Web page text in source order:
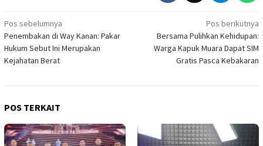
Navigasi
pos
Pos sebelumnya
Penembakan di Way Kanan: Pakar
Hukum Sebut Ini Merupakan
Kejahatan Berat
Pos berikutnya
Bersama Pulihkan Kehidupan:
Warga Kapuk Muara Dapat SIM
Gratis Pasca Kebakaran
POS TERKAIT